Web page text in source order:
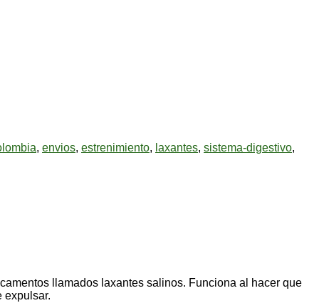
, envios, estrenimiento, laxantes, sistema-digestivo,
llamados laxantes salinos. Funciona al hacer que
expulsar.